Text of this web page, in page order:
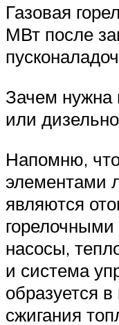
Газовая
МВт после
Зачем нужна
или
Напомню,
элементами
являются
горелочными
насосы,
и система
образуется
сжигания